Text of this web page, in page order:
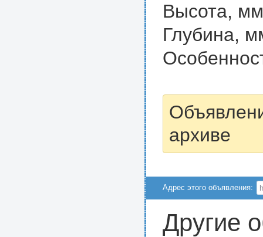
Высота,
Глубина,
архиве
Адрес этого объявления:
Другие